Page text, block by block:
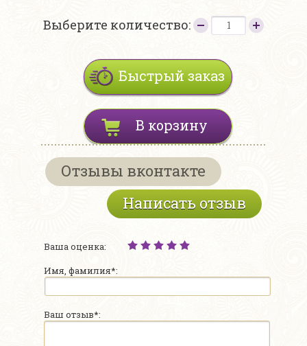
Выберите количество:
Быстрый заказ
В корзину
Отзывы вконтакте
Написать отзыв
Ваша оценка:
Имя, фамилия*:
Ваш отзыв*: